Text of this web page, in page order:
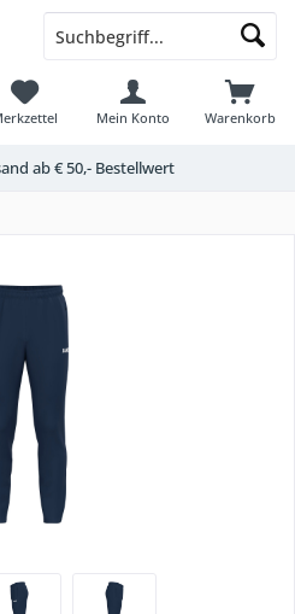
Warenkorb
Mein Konto
ab € 50,- Bestellwert